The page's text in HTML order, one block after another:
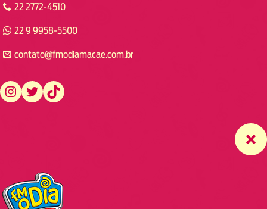
22 2772-4510
22 9 9958-5500
contato@fmodiamacae.com.br
https://www.instagram.com/fmodia.macae/ https://twitter.com/fmodia.macae/ https://www.tiktok.com/@fmodia.macae